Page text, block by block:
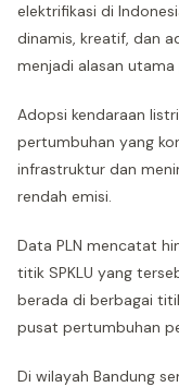
elektrifikasi di
dinamis, kreatif, dan
menjadi alasan
Adopsi kendaraan
pertumbuhan yang
infrastruktur dan
rendah emisi.
Data PLN mencatat
titik SPKLU yang
berada di berbagai
pusat pertumbuhan
Di wilayah Bandung